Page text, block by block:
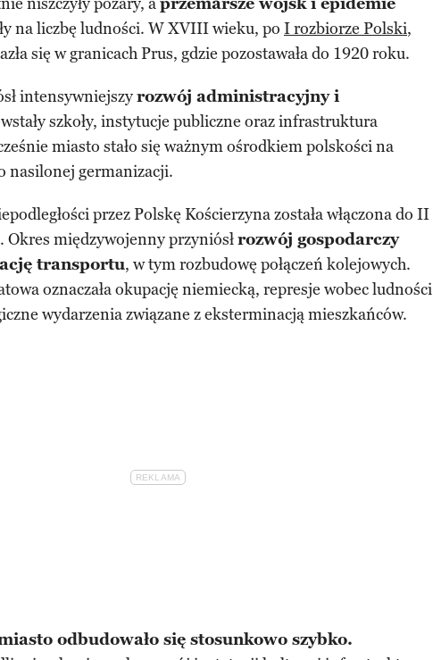
na liczbę ludności. W XVIII wieku, po I rozbiorze Polski,
się w granicach Prus, gdzie pozostawała do 1920 roku.
intensywniejszyrozwój administracyjny i
szkoły, instytucje publiczne oraz infrastruktura
miasto stało się ważnym ośrodkiem polskości na
nasilonej germanizacji.
przez Polskę Kościerzyna została włączona do II
Okres międzywojenny przyniósłrozwój gospodarczy
transportu, w tym rozbudowę połączeń kolejowych.
oznaczała okupację niemiecką, represje wobec ludności
wydarzenia związane z eksterminacją mieszkańców.
odbudowało się stosunkowo szybko.